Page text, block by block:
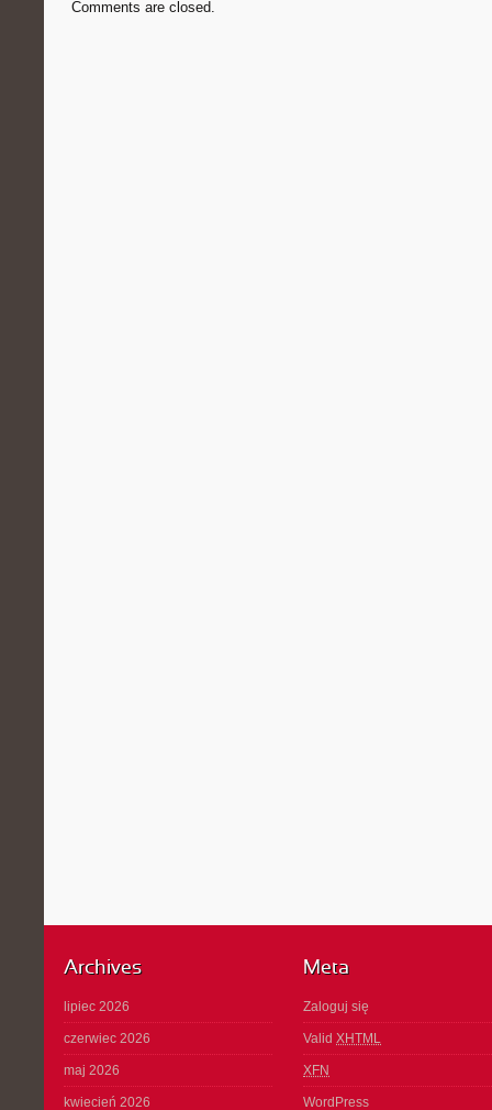
Comments are closed.
Archives
lipiec 2026
czerwiec 2026
maj 2026
kwiecień 2026
Meta
Zaloguj się
Valid XHTML
XFN
WordPress